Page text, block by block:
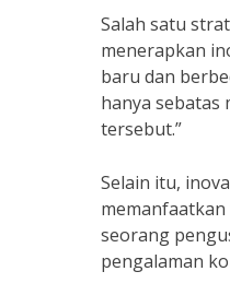
Salah satu
menerapkan
baru dan
hanya
tersebut.”
Selain itu,
seorang
pengalaman